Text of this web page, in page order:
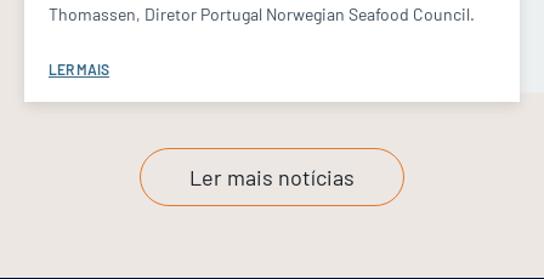
Thomassen, Diretor Portugal Norwegian Seafood Council.
LER MAIS
Ler mais notícias